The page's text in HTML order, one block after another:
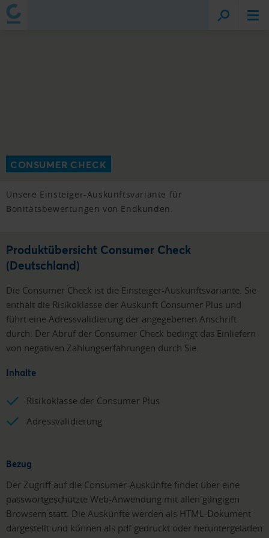
CONSUMER CHECK
Unsere Einsteiger-Auskunftsvariante für
Bonitätsbewertungen von Endkunden.
Produktübersicht Consumer Check
(Deutschland)
Die Consumer Check ist die Einsteiger-Auskunftsvariante. Sie
enthält die Risikoklasse der Auskunft Consumer Plus und
führt eine Adressvalidierung der angegebenen Anschrift
durch. Der Abruf der Consumer Check bedingt das Einliefern
von negativen Zahlungserfahrungen durch Sie.
Inhalte
Risikoklasse der Consumer Plus
Adressvalidierung
Bezug
Der Zugriff auf die Consumer-Auskünfte findet über eine
passwortgeschützte Web-Anwendung mit allen gängigen
Browsern statt. Die Auskünfte werden als HTML-Dokument
dargestellt und können als pdf gedruckt oder heruntergeladen